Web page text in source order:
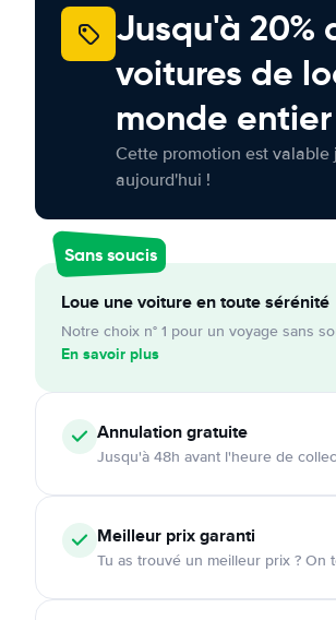
Jusqu'à 20%
voitures de
monde entier
Cette promotion est valable
aujourd'hui !
Sans soucis
Loue une voiture en toute sérénité
Notre choix n° 1 pour un voyage sans
En savoir plus
Annulationgratuite
Jusqu'à 48h avant l'heure de
Meilleur prix garanti
Tu as trouvé un meilleur prix ? On